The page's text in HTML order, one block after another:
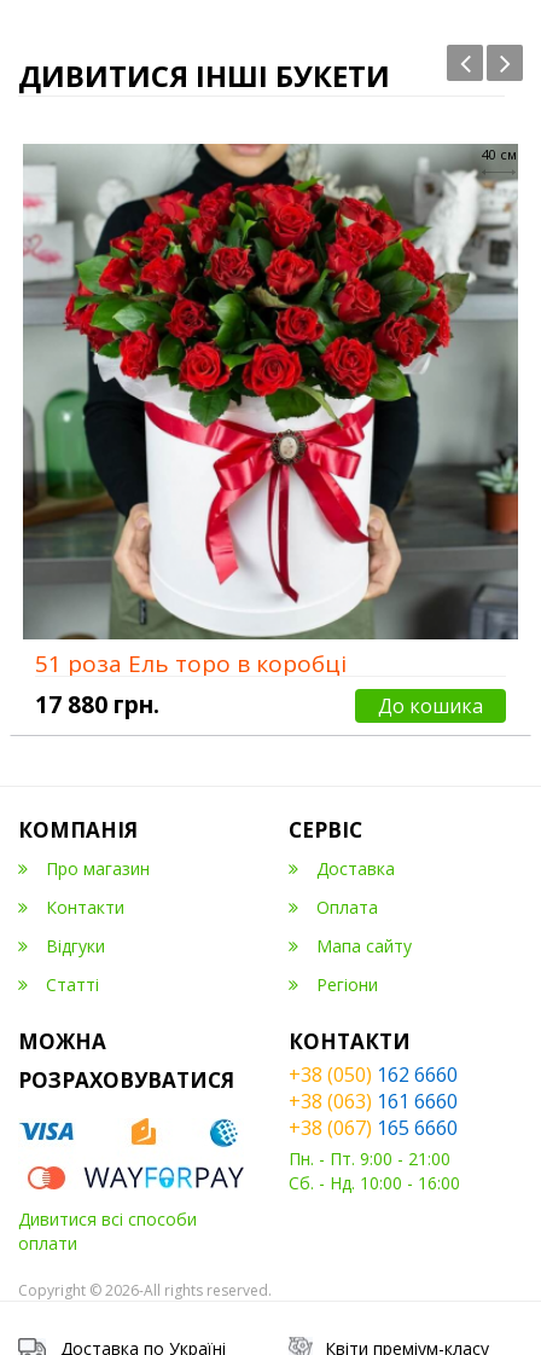
ДИВИТИСЯ ІНШІ БУКЕТИ
40 см
51 роза Ель торо в коробці
17 880 грн.
До кошика
КОМПАНІЯ
Про магазин
Контакти
Відгуки
Статті
СЕРВІС
Доставка
Оплата
Мапа сайту
Регіони
МОЖНА
РОЗРАХОВУВАТИСЯ
Дивитися всі способи
оплати
КОНТАКТИ
+38 (050) 162 6660
+38 (063) 161 6660
+38 (067) 165 6660
Пн. - Пт. 9:00 - 21:00
Сб. - Нд. 10:00 - 16:00
Copyright © 2026-All rights reserved.
Доставка по Україні Квіти преміум-класу